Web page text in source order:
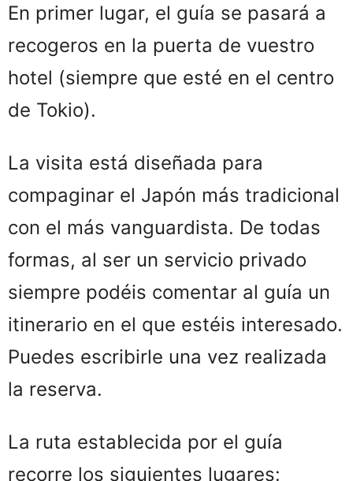
En primer lugar, el guía se pasará a
recogeros en la puerta de vuestro
hotel (siempre que esté en el centro
de Tokio).
La visita está diseñada para
compaginar el Japón más tradicional
con el más vanguardista. De todas
formas, al ser un servicio privado
siempre podéis comentar al guía un
itinerario en el que estéis interesado.
Puedes escribirle una vez realizada
la reserva.
La ruta establecida por el guía
recorre los siguientes lugares: